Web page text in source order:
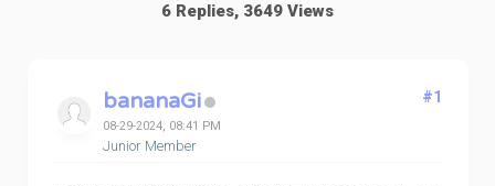
6 Replies, 3649 Views
bananaGi
08-29-2024, 08:41 PM
Junior Member
#1